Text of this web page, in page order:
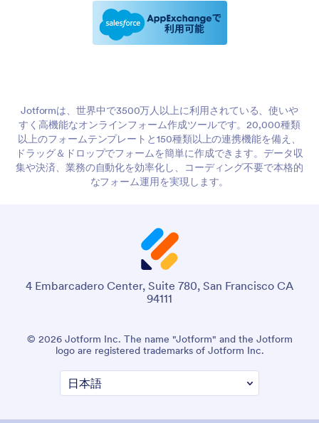
Jotformは、世界中で3500万人以上に利用されている、使いや
すく高機能なオンラインフォーム作成ツールです。20,000種類
以上のフォームテンプレートと150種類以上の連携機能を備え、
ドラッグ＆ドロップでフォームを簡単に作成できます。データ収
集や決済、業務の自動化を効率化し、コーディング不要で本格的
なフォーム運用を実現します。
4 Embarcadero Center, Suite 780, San Francisco CA
94111
© 2026 Jotform Inc. The name "Jotform" and the Jotform
logo are registered trademarks of Jotform Inc.